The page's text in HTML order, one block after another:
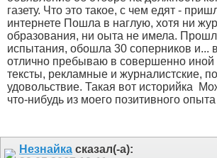
газету. Что это такое, с чем едят -
интернете Пошла в наглую, хотя ни
образования, ни оыта не имела.
испытания, обошла 30 соперников и...
отлично пребываю в совершенно иной
тексты, рекламные и журналистские,
удовольствие. Такая вот историйка
что-нибудь из моего позитивного опыта
Незнайка сказал(-а):